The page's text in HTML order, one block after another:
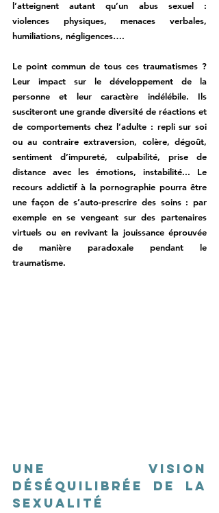
l’atteignent autant qu’un abus sexuel :
violences physiques, menaces verbales,
humiliations, négligences….
Le point commun de tous ces traumatismes ?
Leur impact sur le développement de la
personne et leur caractère indélébile. Ils
susciteront une grande diversité de réactions et
de comportements chez l’adulte : repli sur soi
ou au contraire extraversion, colère, dégoût,
sentiment d’impureté, culpabilité, prise de
distance avec les émotions, instabilité... Le
recours addictif à la pornographie pourra être
une façon de s’auto-prescrire des soins : par
exemple en se vengeant sur des partenaires
virtuels ou en revivant la jouissance éprouvée
de manière paradoxale pendant le
traumatisme.
Une vision
déséquilibrée de la
sexualité